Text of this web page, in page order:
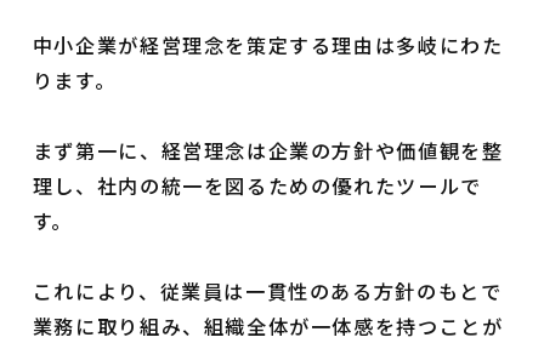
中小企業が経営理念を策定する理由は多岐にわた
ります。
まず第一に、経営理念は企業の方針や価値観を整
理し、社内の統一を図るための優れたツールで
す。
これにより、従業員は一貫性のある方針のもとで
業務に取り組み、組織全体が一体感を持つことが